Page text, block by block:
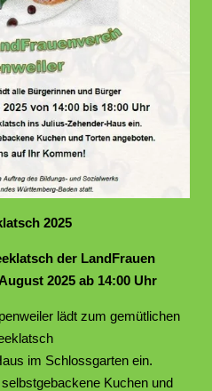
2025
der LandFrauen
2025 ab 14:00 Uhr
lädt zum gemütlichen
im Schlossgarten ein.
Kuchen und